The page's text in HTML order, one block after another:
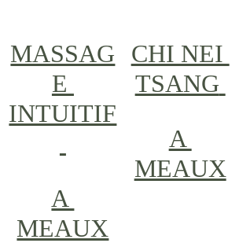
MASSAG
E
INTUITIF
A
MEAUX
CHI NEI
TSANG
A
MEAUX